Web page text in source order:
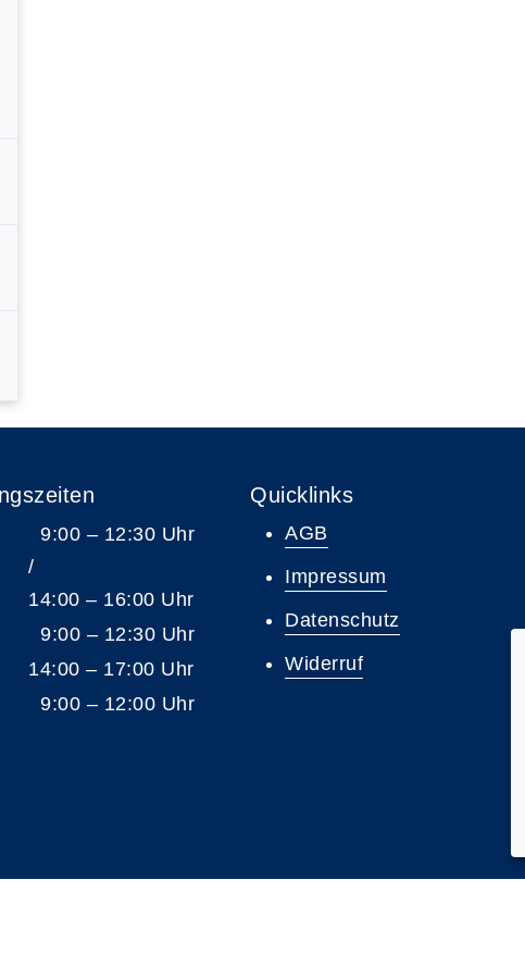
9:00 – 12:30 Uhr
/
14:00 – 16:00 Uhr
9:00 – 12:30 Uhr
14:00 – 17:00 Uhr
9:00 – 12:00 Uhr
Quicklinks
AGB
Impressum
Datenschutz
Widerruf